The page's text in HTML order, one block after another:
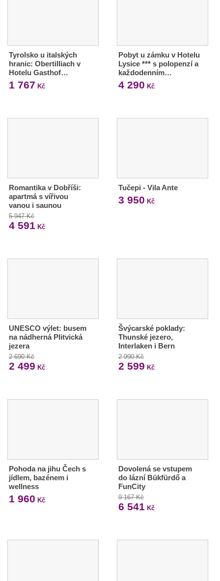
Tyrolsko u italských
hranic: Obertilliach v
Hotelu Gasthof…
1 767 Kč
Pobyt u zámku v Hotelu
Lysice *** s polopenzí a
každodenním…
4 290 Kč
Romantika v Dobříši:
apartmá s vířivou
vanou i saunou
5 947 Kč
4 591 Kč
Tučepi - Vila Ante
3 950 Kč
UNESCO výlet: busem
na nádherná Plitvická
jezera
2 690 Kč
2 499 Kč
Švýcarské poklady:
Thunské jezero,
Interlaken i Bern
2 990 Kč
2 599 Kč
Pohoda na jihu Čech s
jídlem, bazénem i
wellness
1 960 Kč
Dovolená se vstupem
do lázní Bükfürdő a
FunCity
9 167 Kč
6 541 Kč